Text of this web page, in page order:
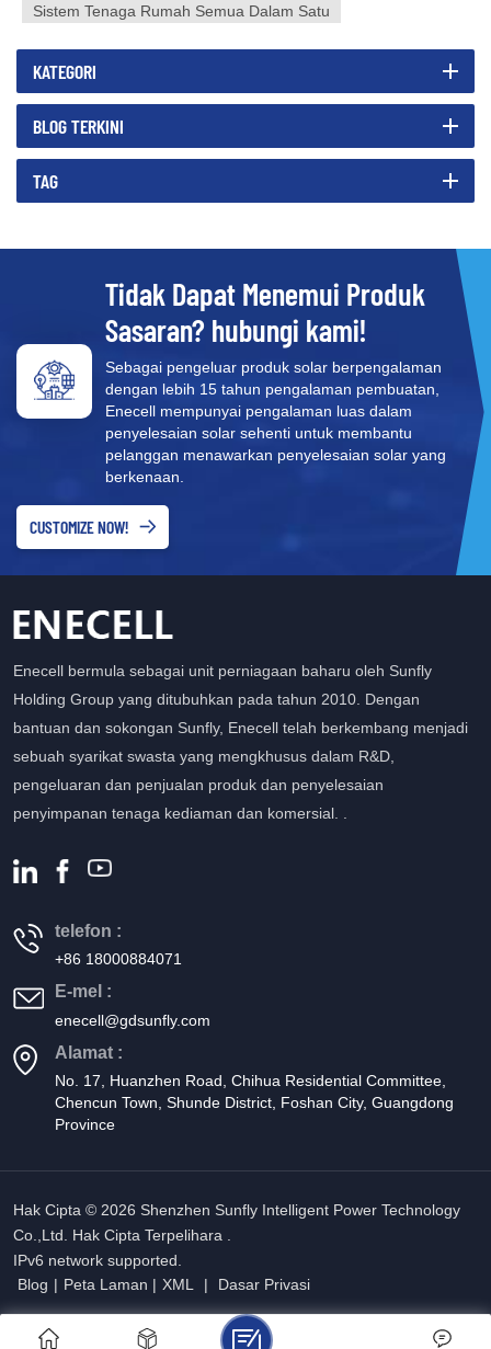
Sistem Tenaga Rumah Semua Dalam Satu
KATEGORI
BLOG TERKINI
TAG
Tidak Dapat Menemui Produk
Sasaran? hubungi kami!
Sebagai pengeluar produk solar berpengalaman
dengan lebih 15 tahun pengalaman pembuatan,
Enecell mempunyai pengalaman luas dalam
penyelesaian solar sehenti untuk membantu
pelanggan menawarkan penyelesaian solar yang
berkenaan.
CUSTOMIZE NOW!
Enecell bermula sebagai unit perniagaan baharu oleh Sunfly
Holding Group yang ditubuhkan pada tahun 2010. Dengan
bantuan dan sokongan Sunfly, Enecell telah berkembang menjadi
sebuah syarikat swasta yang mengkhusus dalam R&D,
pengeluaran dan penjualan produk dan penyelesaian
penyimpanan tenaga kediaman dan komersial. .
telefon :
+86 18000884071
E-mel :
enecell@gdsunfly.com
Alamat :
No. 17, Huanzhen Road, Chihua Residential Committee,
Chencun Town, Shunde District, Foshan City, Guangdong
Province
Hak Cipta © 2026 Shenzhen Sunfly Intelligent Power Technology
Co.,Ltd. Hak Cipta Terpelihara .
IPv6 network supported.
Blog | Peta Laman | XML | Dasar Privasi